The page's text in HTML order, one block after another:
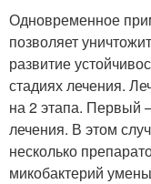
Одновременное
позволяет
развитие
стадиях лечения.
на 2 этапа. Первый
лечения. В этом
несколько
микобактерий